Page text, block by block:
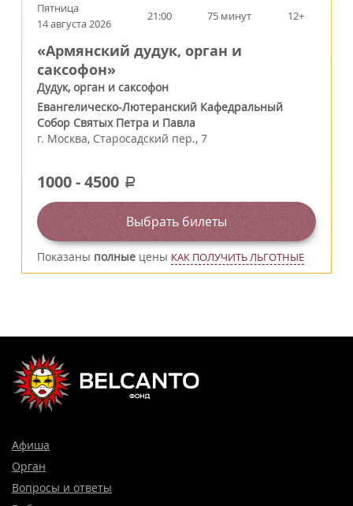
Пятница
14 августа 2026
21:00 75 минут 12+
«Армянский дудук, орган и
саксофон»
Дудук, орган и саксофон
Евангелическо-Лютеранский Кафедральный
Собор Святых Петра и Павла
г. Москва, Старосадский пер., 7
1000-4500 a
Выбрать билеты
Показаны полные цены КАК ПОЛУЧИТЬ ЛЬГОТНЫЕ
Афиша
Орган
Вопросы и ответы